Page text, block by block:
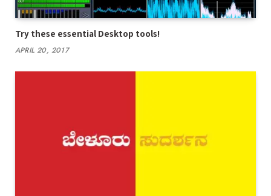
Try these essential Desktop tools!
APRIL 20, 2017